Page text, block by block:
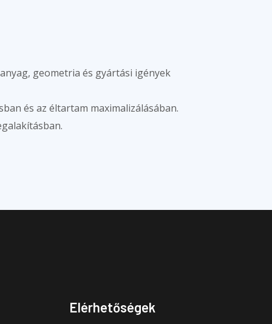
geometria és gyártási igények
és az éltartam maximalizálásában.
Elérhetőségek